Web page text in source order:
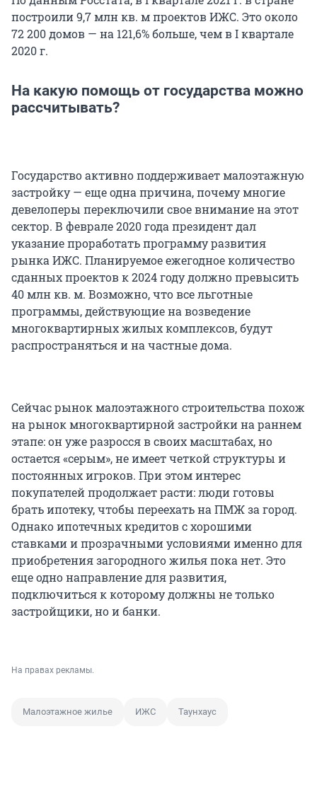
построили 9,7 млн кв. м проектов ИЖС. Это около
72 200 домов — на 121,6% больше, чем в I квартале
2020 г.
На какую помощь от государства можно
рассчитывать?
Государство активно поддерживает малоэтажную
застройку — еще одна причина, почему многие
девелоперы переключили свое внимание на этот
сектор. В феврале 2020 года президент дал
указание проработать программу развития
рынка ИЖС. Планируемое ежегодное количество
сданных проектов к 2024 году должно превысить
40 млн кв. м. Возможно, что все льготные
программы, действующие на возведение
многоквартирных жилых комплексов, будут
распространяться и на частные дома.
Сейчас рынок малоэтажного строительства похож
на рынок многоквартирной застройки на раннем
этапе: он уже разросся в своих масштабах, но
остается «серым», не имеет четкой структуры и
постоянных игроков. При этом интерес
покупателей продолжает расти: люди готовы
брать ипотеку, чтобы переехать на ПМЖ за город.
Однако ипотечных кредитов с хорошими
ставками и прозрачными условиями именно для
приобретения загородного жилья пока нет. Это
еще одно направление для развития,
подключиться к которому должны не только
застройщики, но и банки.
На правах рекламы.
Малоэтажное жилье ИЖС Таунхаус